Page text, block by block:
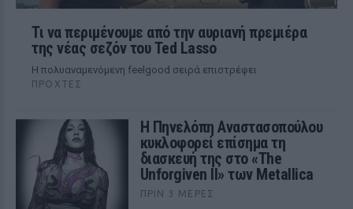
Τι να περιμένουμε από την αυριανή πρεμιέρα
της νέας σεζόν του Ted Lasso
Η πολυαναμενόμενη feelgood σειρά επιστρέφει
ΠΡΟΧΤΈΣ
Η Πηνελόπη Αναστασοπούλου
κυκλοφορεί επίσημα τη
διασκευή της στο «The
Unforgiven II» των Metallica
ΠΡΙΝ 3 ΜΈΡΕΣ